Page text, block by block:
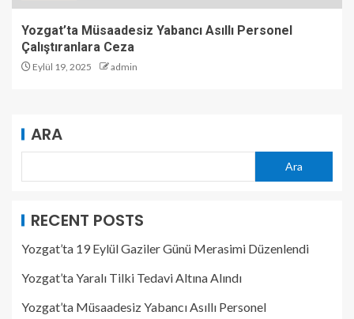
Yozgat’ta Müsaadesiz Yabancı Asıllı Personel
Çalıştıranlara Ceza
Eylül 19, 2025 admin
ARA
Ara
RECENT POSTS
Yozgat’ta 19 Eylül Gaziler Günü Merasimi Düzenlendi
Yozgat’ta Yaralı Tilki Tedavi Altına Alındı
Yozgat’ta Müsaadesiz Yabancı Asıllı Personel